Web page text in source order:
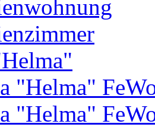
"Helma"
"Helma"